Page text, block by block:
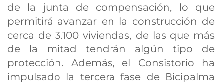
de la junta de compensación, lo que
permitirá avanzar en la construcción de
cerca de 3.100 viviendas, de las que más
de la mitad tendrán algún tipo de
protección. Además, el Consistorio ha
impulsado la tercera fase de Bicipalma